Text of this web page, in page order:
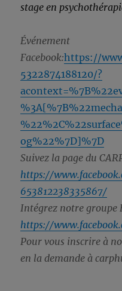
stage en
Événement
Facebook:https://
5322874188120/?
og%22%7D]%7D
Suivez la page du
https://
653812238335867/
Intégrez notre groupe
https://
Pour vous inscrire à
en la demande à